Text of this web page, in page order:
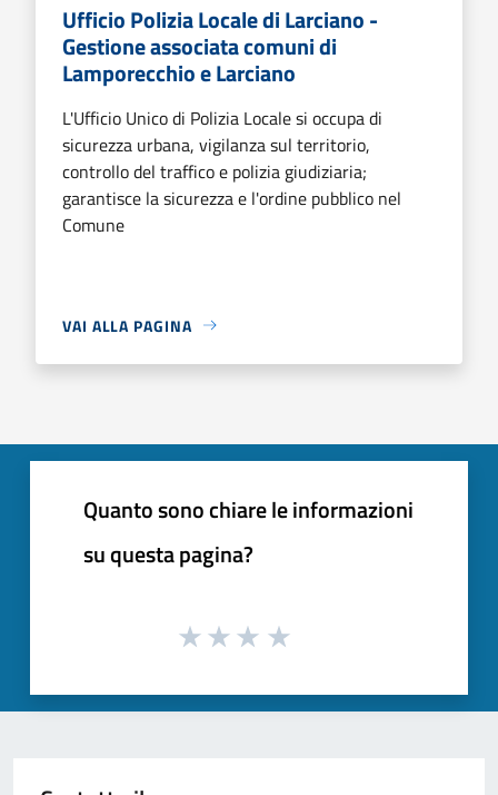
Ufficio Polizia Locale di Larciano -
Gestione associata comuni di
Lamporecchio e Larciano
L'Ufficio Unico di Polizia Locale si occupa di
sicurezza urbana, vigilanza sul territorio,
controllo del traffico e polizia giudiziaria;
garantisce la sicurezza e l'ordine pubblico nel
Comune
VAI ALLA PAGINA
Quanto sono chiare le informazioni
su questa pagina?